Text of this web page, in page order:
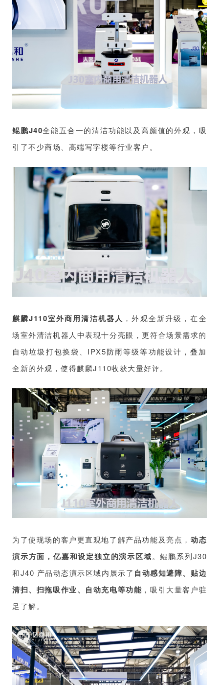
鲲鹏J40全能五合一的清洁功能以及高颜值的外观，吸
引了不少商场、高端写字楼等行业客户。
麒麟J110室外商用清洁机器人 ，外观全新升级，在全
场室外清洁机器人中表现十分亮眼，更符合场景需求的
自动垃圾打包换袋、IPX5防雨等级等功能设计，叠加
全新的外观，使得麒麟J110收获大量好评。
为了使现场的客户更直观地了解产品功能及亮点， 动态
演示方面，亿嘉和设定独立的演示区域。鲲鹏系列J30
和J40 产品动态演示区域内展示了 自动感知避障、贴边
清扫、扫拖吸作业、自动充电等功能 ，吸引大量客户驻
足了解。